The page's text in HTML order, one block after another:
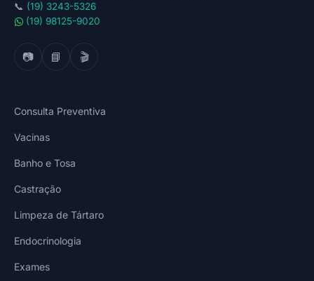
📞 (19) 3243-5326
(19) 98125-9020
📷 📘 🎬
Consulta Preventiva
Vacinas
Banho e Tosa
Castração
Limpeza de Tártaro
Endocrinologia
Exames